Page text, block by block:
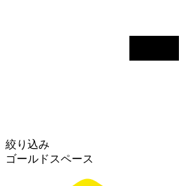
絞り込み
ゴールドスペース